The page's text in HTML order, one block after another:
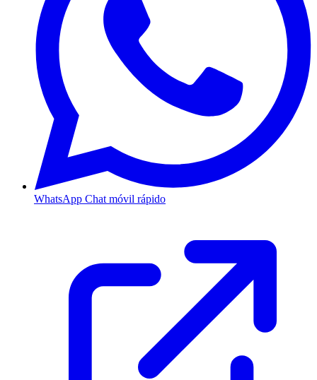
WhatsApp Chat móvil rápido